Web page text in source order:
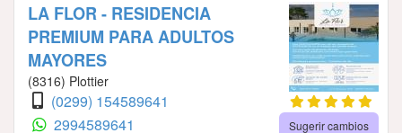
LA FLOR - RESIDENCIA
PREMIUM PARA ADULTOS
MAYORES
(8316) Plottier
(0299) 154589641
2994589641
Sugerir cambios